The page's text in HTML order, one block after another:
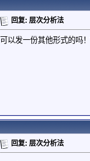
回复: 层次分析法
可以发一份其他形式的吗
回复: 层次分析法